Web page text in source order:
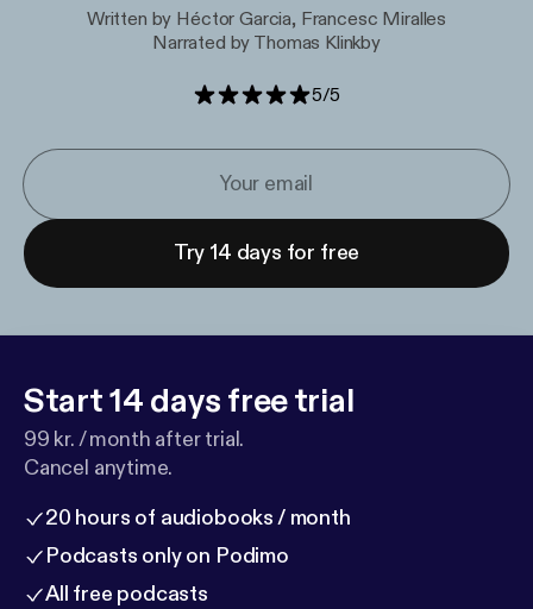
Written by Héctor Garcia, Francesc Miralles
Narrated by Thomas Klinkby
5/5
Try 14 days for free
Start 14 days free trial
99 kr. / month after trial.
Cancel anytime.
20 hours of audiobooks / month
Podcasts only on Podimo
All free podcasts